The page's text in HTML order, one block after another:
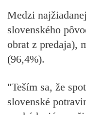
Medzi
slovenského
obrat z predaja),
(96,4%).
"Teším sa, že
slovenské